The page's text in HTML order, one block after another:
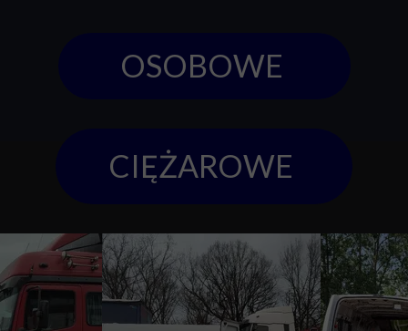
OSOBOWE
CIĘŻAROWE